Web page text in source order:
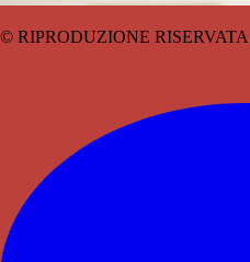
© RIPRODUZIONE RISERVATA